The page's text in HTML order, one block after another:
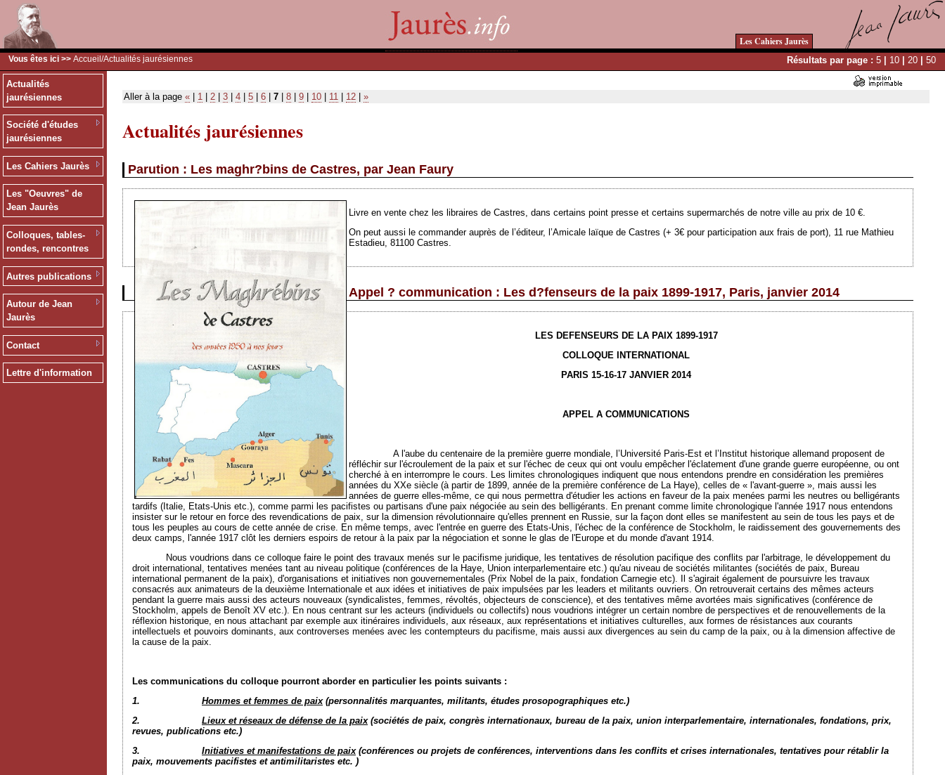
Les Cahiers Jaurès
Vous êtes ici >> Accueil /Actualités jaurésiennes Résultats par page : 5 | 10 | 20 | 50
Actualités
jaurésiennes
Société d'études
jaurésiennes
Les Cahiers Jaurès
Les "Oeuvres" de
Jean Jaurès
Colloques, tables-
rondes, rencontres
Autres publications
Autour de Jean
Jaurès
Contact
Lettre d'information
Aller à la page « 1 2 3 4 5 6 7 8 9 10 11 12 »
Actualités jaurésiennes
Parution : Les maghr?bins de Castres, par Jean Faury
Livre en vente chez les libraires de Castres, dans certains point presse et certains supermarchés de notre ville au prix de 10 €.
On peut aussi le commander auprès de l’éditeur, l’Amicale laïque de Castres (+ 3€ pour participation aux frais de port), 11 rue Mathieu
Estadieu, 81100 Castres.
Appel ? communication : Les d?fenseurs de la paix 1899-1917, Paris, janvier 2014
LES DEFENSEURS DE LA PAIX 1899-1917
COLLOQUE INTERNATIONAL
PARIS 15-16-17 JANVIER 2014
APPEL A COMMUNICATIONS
A l'aube du centenaire de la première guerre mondiale, l’Université Paris-Est et l’Institut historique allemand proposent de
réfléchir sur l'écroulement de la paix et sur l'échec de ceux qui ont voulu empêcher l'éclatement d'une grande guerre européenne, ou ont
cherché à en interrompre le cours. Les limites chronologiques indiquent que nous entendons prendre en considération les premières
années du XXe siècle (à partir de 1899, année de la première conférence de La Haye), celles de « l'avant-guerre », mais aussi les
années de guerre elles-même, ce qui nous permettra d'étudier les actions en faveur de la paix menées parmi les neutres ou belligérants
tardifs (Italie, Etats-Unis etc.), comme parmi les pacifistes ou partisans d'une paix négociée au sein des belligérants. En prenant comme limite chronologique l'année 1917 nous entendons
insister sur le retour en force des revendications de paix, sur la dimension révolutionnaire qu'elles prennent en Russie, sur la façon dont elles se manifestent au sein de tous les pays et de
tous les peuples au cours de cette année de crise. En même temps, avec l'entrée en guerre des Etats-Unis, l'échec de la conférence de Stockholm, le raidissement des gouvernements des
deux camps, l'année 1917 clôt les derniers espoirs de retour à la paix par la négociation et sonne le glas de l'Europe et du monde d'avant 1914.
Nous voudrions dans ce colloque faire le point des travaux menés sur le pacifisme juridique, les tentatives de résolution pacifique des conflits par l'arbitrage, le développement du
droit international, tentatives menées tant au niveau politique (conférences de la Haye, Union interparlementaire etc.) qu'au niveau de sociétés militantes (sociétés de paix, Bureau
international permanent de la paix), d'organisations et initiatives non gouvernementales (Prix Nobel de la paix, fondation Carnegie etc). Il s'agirait également de poursuivre les travaux
consacrés aux animateurs de la deuxième Internationale et aux idées et initiatives de paix impulsées par les leaders et militants ouvriers. On retrouverait certains des mêmes acteurs
pendant la guerre mais aussi des acteurs nouveaux (syndicalistes, femmes, révoltés, objecteurs de conscience), et des tentatives même avortées mais significatives (conférence de
Stockholm, appels de Benoît XV etc.). En nous centrant sur les acteurs (individuels ou collectifs) nous voudrions intégrer un certain nombre de perspectives et de renouvellements de la
réflexion historique, en nous attachant par exemple aux itinéraires individuels, aux réseaux, aux représentations et initiatives culturelles, aux formes de résistances aux courants
intellectuels et pouvoirs dominants, aux controverses menées avec les contempteurs du pacifisme, mais aussi aux divergences au sein du camp de la paix, ou à la dimension affective de
la cause de la paix.
Les communications du colloque pourront aborder en particulier les points suivants :
1.
Hommes et femmes de paix(personnalités marquantes, militants, études prosopographiques etc.)
2.
Lieux et réseaux de défense de la paix(sociétés de paix, congrès internationaux, bureau de la paix, union interparlementaire, internationales, fondations, prix,
revues, publications etc.)
3.
Initiatives et manifestations de paix(conférences ou projets de conférences, interventions dans les conflits et crises internationales, tentatives pour rétablir la
paix, mouvements pacifistes et antimilitaristes etc. )